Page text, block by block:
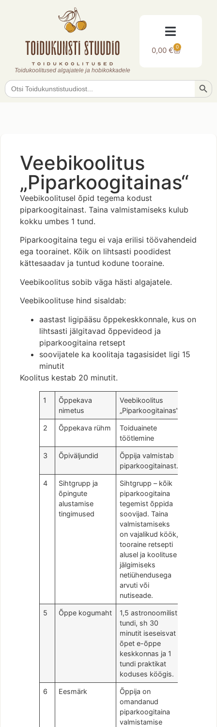
Toidukoolitused algajatele ja hobikokkadele
0,00€ 0
Search
for:
Veebikoolitus
„Piparkoogitainas“
Veebikoolitusel õpid tegema kodust
piparkoogitainast. Taina valmistamiseks kulub
kokku umbes 1 tund.
Piparkoogitaina tegu ei vaja erilisi töövahendeid
ega toorainet. Kõik on lihtsasti poodidest
kättesaadav ja tuntud kodune tooraine.
Veebikoolitus sobib väga hästi algajatele.
Veebikoolituse hind sisaldab:
aastast ligipääsu õppekeskkonnale, kus on
lihtsasti jälgitavad õppevideod ja
piparkoogitaina retsept
soovijatele ka koolitaja tagasisidet ligi 15
minutit
Koolitus kestab 20 minutit.
1
Õppekava
nimetus
Veebikoolitus
„Piparkoogitainas“
2 Õppekava rühm
Toiduainete
töötlemine
3 Õpiväljundid
Õppija valmistab
piparkoogitainast.
4
Sihtgrupp ja
õpingute
alustamise
tingimused
Sihtgrupp – kõik
piparkoogitaina
tegemist õppida
soovijad. Taina
valmistamiseks
on vajalikud köök,
tooraine retsepti
alusel ja koolituse
jälgimiseks
netiühendusega
arvuti või
nutiseade.
5 Õppe kogumaht
1,5 astronoomilist
tundi, sh 30
minutit iseseisvat
õpet e-õppe
keskkonnas ja 1
tundi praktikat
koduses köögis.
6 Eesmärk
Õppija on
omandanud
piparkoogitaina
valmistamise